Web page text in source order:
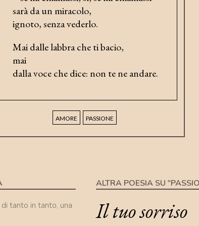
sarà da un miracolo,
ignoto, senza vederlo.
Mai dalle labbra che ti bacio,
mai
dalla voce che dice: non te ne andare.
AMORE PASSIONE
tanto in tanto, una
ALTRA POESIA SU
Il tuo sorriso